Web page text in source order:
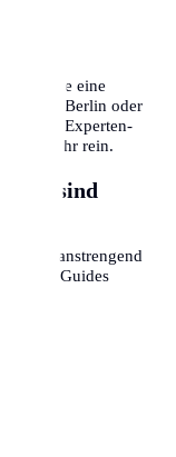
eine
wie Berlin oder
Experten-
8:00 Uhr rein.
sind
wie anstrengend
Guides